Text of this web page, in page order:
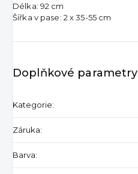
Délka: 92 cm
Šířka v pase: 2 x 35-55 cm
Doplňkové parametry
Kategorie:
Záruka:
Barva: